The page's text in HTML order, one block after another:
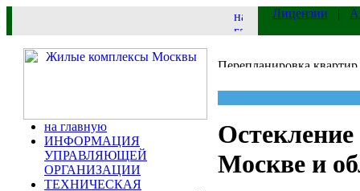
Лицензии |
на главную
ИНФОРМАЦИЯ
УПРАВЛЯЮЩЕЙ
ОРГАНИЗАЦИИ
ТЕХНИЧЕСКАЯ
Москве и